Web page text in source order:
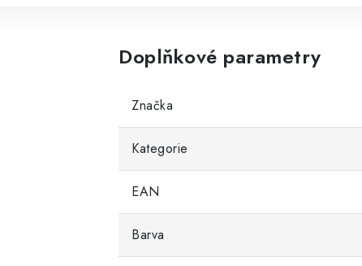
Doplňkové parametry
Značka
Kategorie
EAN
Barva